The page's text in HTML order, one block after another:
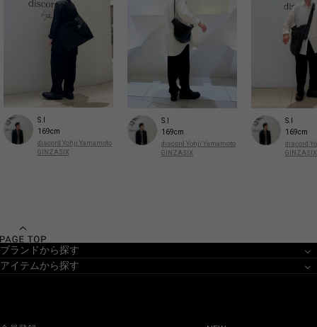
S.I
169cm
discord Yohji Yamamoto
GINZASIX
S.I
169cm
discord Yohji Yamamoto
GINZASIX
S.I
169cm
discord
GINZASIX
ブランドから探す
アイテムから探す